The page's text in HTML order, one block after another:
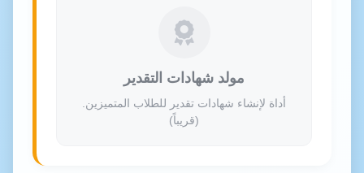
مولد شهادات التقدير
أداة لإنشاء شهادات تقدير للطلاب المتميزين.
(قريباً)